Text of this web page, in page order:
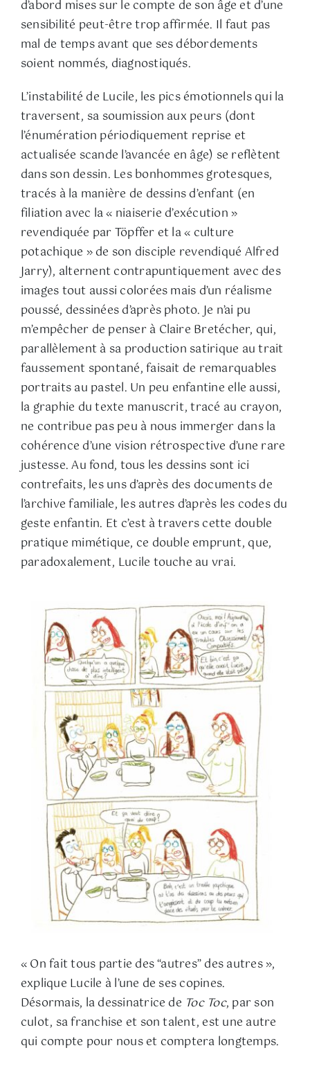
d’abord mises sur le compte de son âge et d’une
sensibilité peut-être trop affirmée. Il faut pas
mal de temps avant que ses débordements
soient nommés, diagnostiqués.
L’instabilité de Lucile, les pics émotionnels qui la
traversent, sa soumission aux peurs (dont
l’énumération périodiquement reprise et
actualisée scande l’avancée en âge) se reflètent
dans son dessin. Les bonhommes grotesques,
tracés à la manière de dessins d’enfant (en
filiation avec la « niaiserie d’exécution »
revendiquée par Töpffer et la « culture
potachique » de son disciple revendiqué Alfred
Jarry), alternent contrapuntiquement avec des
images tout aussi colorées mais d’un réalisme
poussé, dessinées d’après photo. Je n’ai pu
m’empêcher de penser à Claire Bretécher, qui,
parallèlement à sa production satirique au trait
faussement spontané, faisait de remarquables
portraits au pastel. Un peu enfantine elle aussi,
la graphie du texte manuscrit, tracé au crayon,
ne contribue pas peu à nous immerger dans la
cohérence d’une vision rétrospective d’une rare
justesse. Au fond, tous les dessins sont ici
contrefaits, les uns d’après des documents de
l’archive familiale, les autres d’après les codes du
geste enfantin. Et c’est à travers cette double
pratique mimétique, ce double emprunt, que,
paradoxalement, Lucile touche au vrai.
« On fait tous partie des “autres” des autres »,
explique Lucile à l’une de ses copines.
Désormais, la dessinatrice de Toc Toc, par son
culot, sa franchise et son talent, est une autre
qui compte pour nous et comptera longtemps.